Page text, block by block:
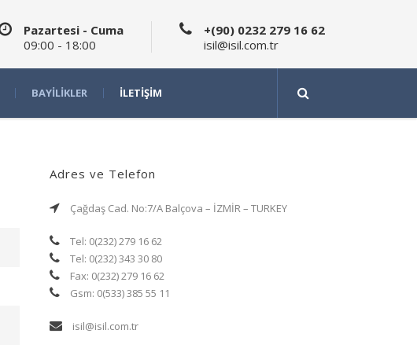
Pazartesi - Cuma
09:00 - 18:00
+(90) 0232 279 16 62
isil@isil.com.tr
BAYILIKLER İLETIŞIM
Adres ve Telefon
Çağdaş Cad. No:7/A Balçova – İZMİR – TURKEY
Tel: 0(232) 279 16 62
Tel: 0(232) 343 30 80
Fax: 0(232) 279 16 62
Gsm: 0(533) 385 55 11
isil@isil.com.tr